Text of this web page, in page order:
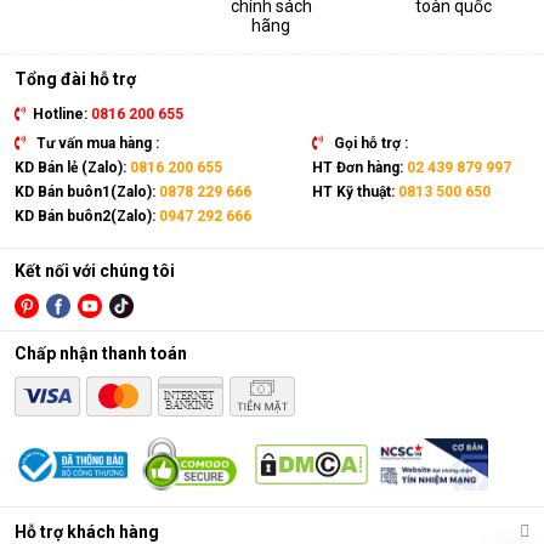
thiết bị. Sản phẩm có kích thước gọn nhẹ, kết hợp cùng bánh
xe và tay cầm nên có thể dễ dàng di chuyển tới mọi vị trí trong
Điều hòa di động là gì?
Các chức năng chính của máy bao gồm: Làm lạnh, quạt gió,
chính sách
hãng
toàn quốc
Tổng đài hỗ trợ
Hotline: 0816 200 655
Tư vấn mua hàng :
KD Bán lẻ (Zalo): 0816 200 655
KD Bán buôn1(Zalo): 0878 229 666
KD Bán buôn2(Zalo): 0947 292 666
Gọi hỗ trợ :
HT Đơn hàng: 02 439 879 997
HT Kỹ thuật: 0813 500 650
Hỗ trợ khách hàng
Kết nối với chúng tôi
Chấp nhận thanh toán